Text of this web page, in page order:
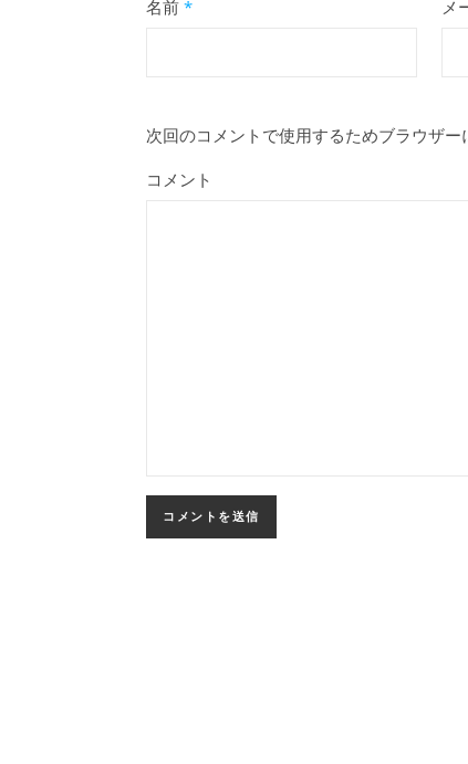
名前 * メ
次回のコメントで使用するためブラウザ
コメント